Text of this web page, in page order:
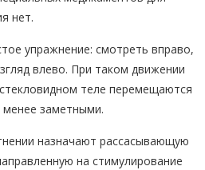
нет.
упражнение: смотреть вправо,
влево. При таком движении
теле перемещаются
менее заметными.
назначают рассасывающую
на стимулирование